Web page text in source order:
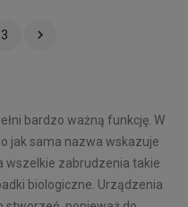
3 
bardzo ważną funkcję. W
jak sama nazwa wskazuje
wszelkie zabrudzenia takie
biologiczne. Urządzenia